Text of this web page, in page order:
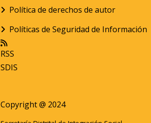
Política de derechos de autor
Políticas de Seguridad de Información
RSS
SDIS
Copyright @ 2024